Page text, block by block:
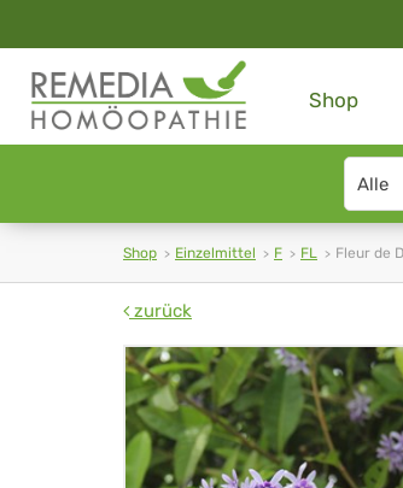
Shop
Search
type
Shop Einzelmittel F FL Fleur de
zurück